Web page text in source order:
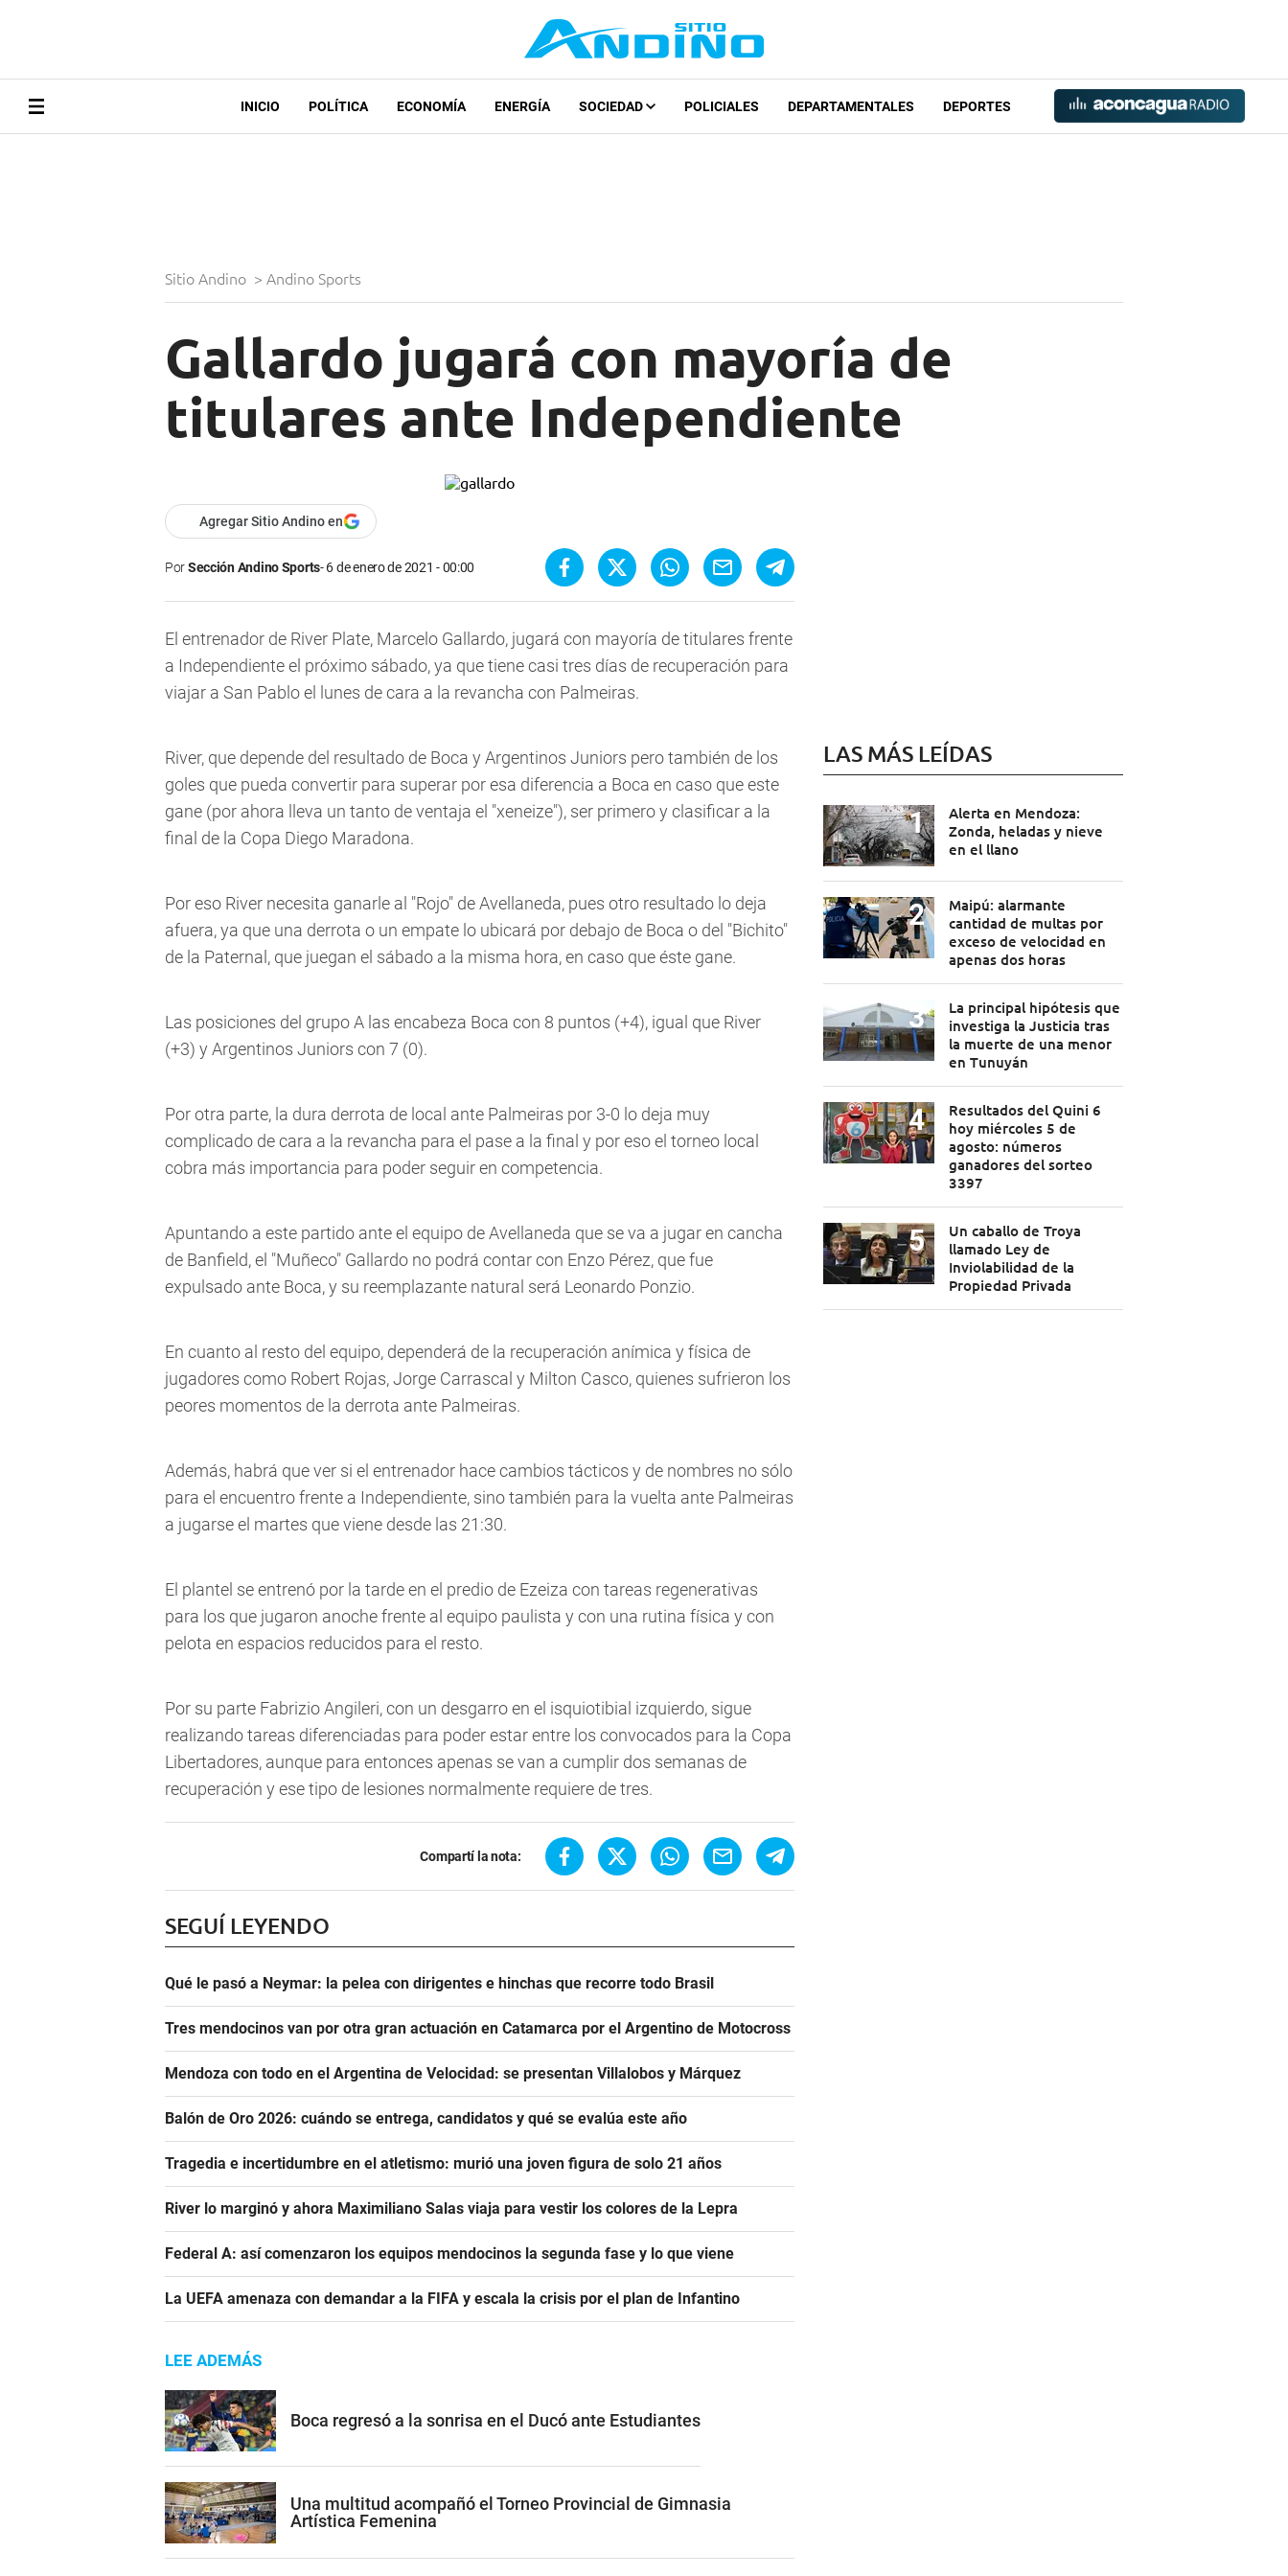
INICIO POLÍTICA ECONOMÍA ENERGÍA SOCIEDAD POLICIALES DEPARTAMENTALES DEPORTES
Sitio Andino > Andino Sports
Gallardo jugará con mayoría de
titulares ante Independiente
Agregar Sitio Andino en
PorSección Andino Sports 6 de enero de 2021 - 00:00
El entrenador de River Plate, Marcelo Gallardo, jugará con mayoría de titulares frente
a Independiente el próximo sábado, ya que tiene casi tres días de recuperación para
viajar a San Pablo el lunes de cara a la revancha con Palmeiras.
River, que depende del resultado de Boca y Argentinos Juniors pero también de los
goles que pueda convertir para superar por esa diferencia a Boca en caso que este
gane (por ahora lleva un tanto de ventaja el "xeneize"), ser primero y clasificar a la
final de la Copa Diego Maradona.
Por eso River necesita ganarle al "Rojo" de Avellaneda, pues otro resultado lo deja
afuera, ya que una derrota o un empate lo ubicará por debajo de Boca o del "Bichito"
de la Paternal, que juegan el sábado a la misma hora, en caso que éste gane.
Las posiciones del grupo A las encabeza Boca con 8 puntos (+4), igual que River
(+3) y Argentinos Juniors con 7 (0).
Por otra parte, la dura derrota de local ante Palmeiras por 3-0 lo deja muy
complicado de cara a la revancha para el pase a la final y por eso el torneo local
cobra más importancia para poder seguir en competencia.
Apuntando a este partido ante el equipo de Avellaneda que se va a jugar en cancha
de Banfield, el "Muñeco" Gallardo no podrá contar con Enzo Pérez, que fue
expulsado ante Boca, y su reemplazante natural será Leonardo Ponzio.
En cuanto al resto del equipo, dependerá de la recuperación anímica y física de
jugadores como Robert Rojas, Jorge Carrascal y Milton Casco, quienes sufrieron los
peores momentos de la derrota ante Palmeiras.
Además, habrá que ver si el entrenador hace cambios tácticos y de nombres no sólo
para el encuentro frente a Independiente, sino también para la vuelta ante Palmeiras
a jugarse el martes que viene desde las 21:30.
El plantel se entrenó por la tarde en el predio de Ezeiza con tareas regenerativas
para los que jugaron anoche frente al equipo paulista y con una rutina física y con
pelota en espacios reducidos para el resto.
Por su parte Fabrizio Angileri, con un desgarro en el isquiotibial izquierdo, sigue
realizando tareas diferenciadas para poder estar entre los convocados para la Copa
Libertadores, aunque para entonces apenas se van a cumplir dos semanas de
recuperación y ese tipo de lesiones normalmente requiere de tres.
Compartí la nota:
SEGUÍ LEYENDO
Qué le pasó a Neymar: la pelea con dirigentes e hinchas que recorre todo Brasil
Tres mendocinos van por otra gran actuación en Catamarca por el Argentino de Motocross
Mendoza con todo en el Argentina de Velocidad: se presentan Villalobos y Márquez
Balón de Oro 2026: cuándo se entrega, candidatos y qué se evalúa este año
Tragedia e incertidumbre en el atletismo: murió una joven figura de solo 21 años
River lo marginó y ahora Maximiliano Salas viaja para vestir los colores de la Lepra
Federal A: así comenzaron los equipos mendocinos la segunda fase y lo que viene
La UEFA amenaza con demandar a la FIFA y escala la crisis por el plan de Infantino
LEE ADEMÁS
Boca regresó a la sonrisa en el Ducó ante Estudiantes
Una multitud acompañó el Torneo Provincial de Gimnasia
Artística Femenina
LAS MÁS LEÍDAS
Alerta en Mendoza:
Zonda, heladas y nieve
en el llano
Maipú: alarmante
cantidad de multas por
exceso de velocidad en
apenas dos horas
La principal hipótesis que
investiga la Justicia tras
la muerte de una menor
en Tunuyán
Resultados del Quini 6
hoy miércoles 5 de
agosto: números
ganadores del sorteo
3397
Un caballo de Troya
llamado Ley de
Inviolabilidad de la
Propiedad Privada